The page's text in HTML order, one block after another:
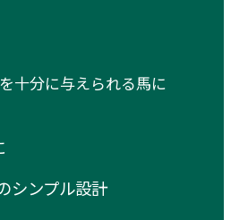
十分に与えられる馬に
シンプル設計